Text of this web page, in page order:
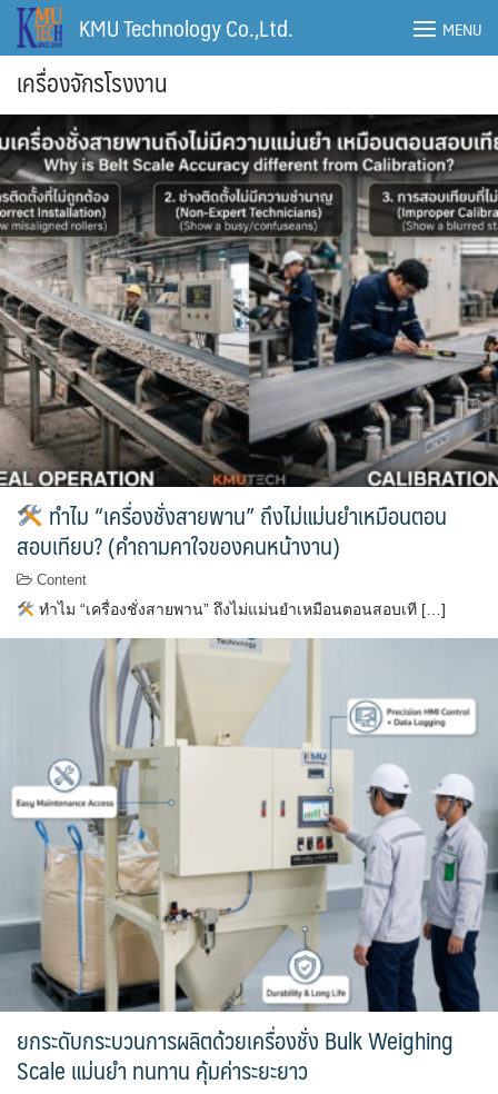
Skip
content
KMU Technology Co.,Ltd. MENU
เครื่องจักรโรงงาน
ทำไม “เครื่องชั่งสายพาน” ถึงไม่แม่นยำเหมือนตอน
สอบเทียบ? (คำถามคาใจของคนหน้างาน)
Content
ทำไม “เครื่องชั่งสายพาน” ถึงไม่แม่นยำเหมือนตอนสอบเที […]
ยกระดับกระบวนการผลิตด้วยเครื่องชั่ง Bulk Weighing
Scale แม่นยำ ทนทาน คุ้มค่าระยะยาว